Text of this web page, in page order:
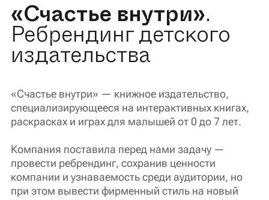
«Счастье внутри».
Ребрендинг детского
издательства
«Счастье внутри» — книжное издательство,
специализирующееся на интерактивных книгах,
раскрасках и играх для малышей от 0 до 7 лет.
Компания поставила перед нами задачу —
провести ребрендинг, сохранив ценности
компании и узнаваемость среди аудитории, но
при этом вывести фирменный стиль на новый